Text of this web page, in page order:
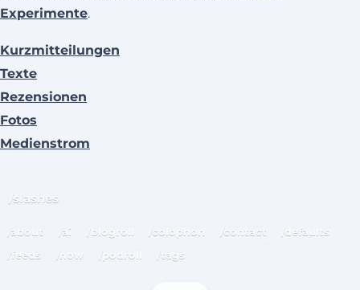
Experimente.
Kurzmitteilungen
Texte
Rezensionen
Fotos
Medienstrom
/slashes
/about /ai /blogroll /colophon /contact
/defaults
/feeds
/now /podroll /tags